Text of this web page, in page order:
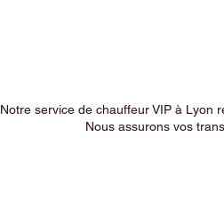
Notre service de chauffeur VIP à Lyon
Nous assurons vos